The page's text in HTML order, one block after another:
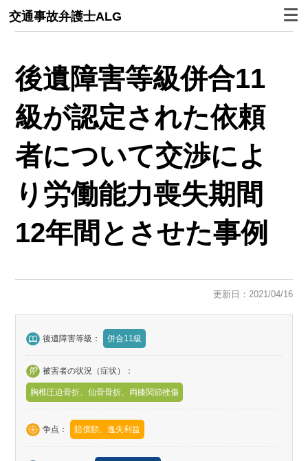
交通事故弁護士ALG
後遺障害等級併合11
級が認定された依頼
者について交渉によ
り労働能力喪失期間
12年間とさせた事例
更新日：2021/04/16
後遺障害等級： 併合11級
被害者の状況（症状）：
胸椎圧迫骨折、仙骨骨折、両膝関節挫傷
争点： 賠償額、逸失利益